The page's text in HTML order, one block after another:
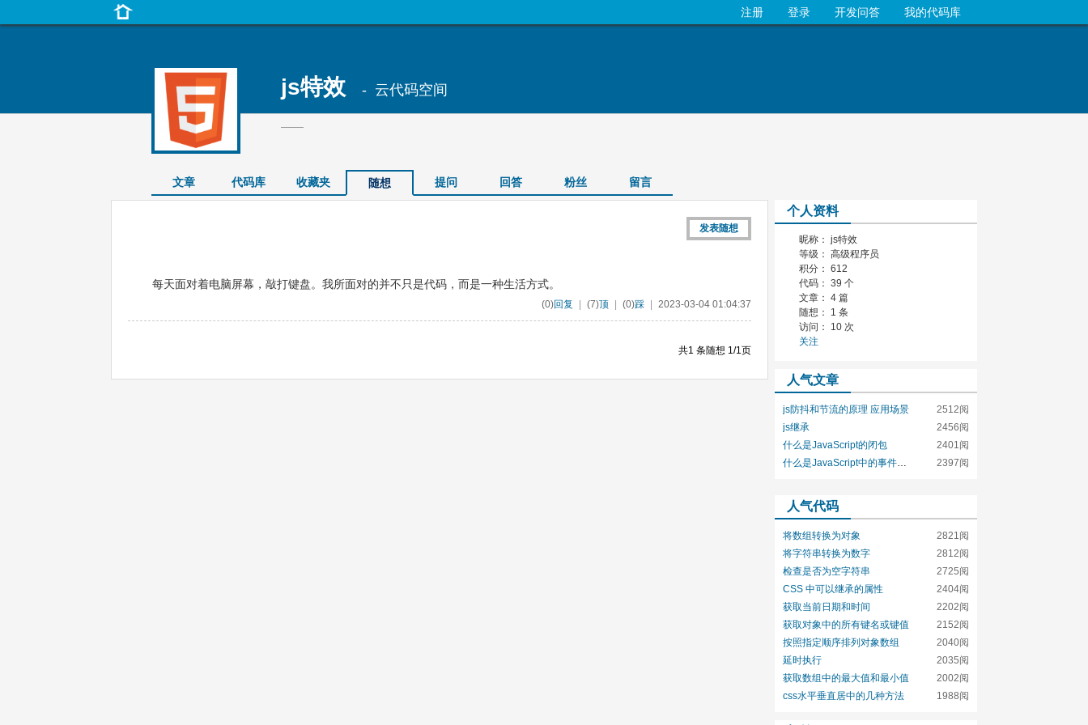
我的代码库
开发问答
登录
注册
js特效 - 云代码空间
——
文章 代码库 收藏夹 随想 提问 回答 粉丝 留言
发表随想
每天面对着电脑屏幕，敲打键盘。我所面对的并不只是代码，而是一种生活方式。
(0)回复 (7)顶 (0)踩 2023-03-04 01:04:37
共1 条随想 1/1页
个人资料
昵称： js特效
等级： 高级程序员
积分： 612
代码： 39 个
文章： 4 篇
随想： 1 条
访问： 10 次
关注
人气文章
2512阅
js防抖和节流的原理 应用场景
2456阅
js继承
2401阅
什么是JavaScript的闭包
2397阅
什么是JavaScript中的事件循环
人气代码
2821阅
将数组转换为对象
2812阅
将字符串转换为数字
2725阅
检查是否为空字符串
2404阅
CSS 中可以继承的属性
2202阅
获取当前日期和时间
2152阅
获取对象中的所有键名或键值
2040阅
按照指定顺序排列对象数组
2035阅
延时执行
2002阅
获取数组中的最大值和最小值
1988阅
css水平垂直居中的几种方法